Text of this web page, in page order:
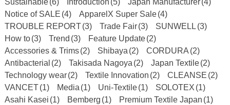
Sustainable(6) Introduction (5) Japan Manufacturer(4)
Notice of SALE (4) ApparelX Super Sale(4)
TROUBLE REPORT(3) Trade Fair(3) SUNWELL (3)
How to(3) Trend (3) Feature Update(2)
Accessories & Trims(2) Shibaya (2) CORDURA (2)
Antibacterial (2) Takisada Nagoya (2) Japan Textile(2)
Technology wear(2) Textile Innovation (2) CLEANSE (2)
VANCET(1) Media (1) Uni-Textile(1) SOLOTEX (1)
Asahi Kasei (1) Bemberg (1) Premium Textile Japan (1)